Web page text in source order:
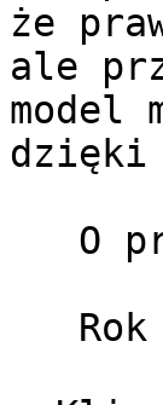
że
ale
model